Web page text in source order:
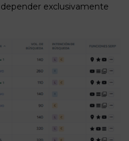
exclusivamente